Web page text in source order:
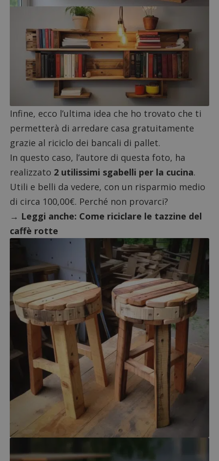
Infine, ecco l’ultima idea che ho trovato che ti
permetterà di arredare casa gratuitamente
grazie al riciclo dei bancali di pallet.
In questo caso, l’autore di questa foto, ha
realizzato 2 utilissimi sgabelli per la cucina.
Utili e belli da vedere, con un risparmio medio
di circa 100,00€. Perché non provarci?
→ Leggi anche: Come riciclare le tazzine del
caffè rotte
.dimmicosacerchi.it
5 mesi 4
settimane